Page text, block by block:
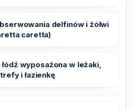
delfinów i żółwi
caretta)
wyposażona w leżaki,
i łazienkę